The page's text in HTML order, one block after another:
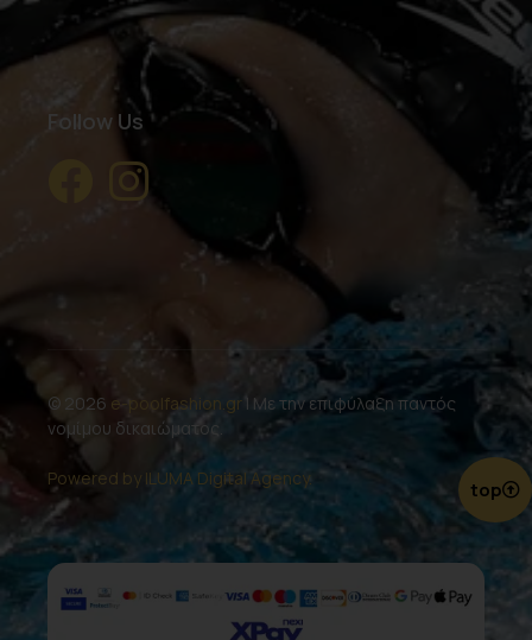
Follow Us
© 2026 e-poolfashion.gr | Με την επιφύλαξη παντός
νομίμου δικαιώματος.
Powered by ILUMA Digital Agency. top